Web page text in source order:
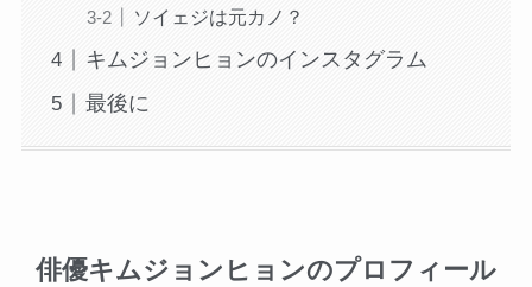
ソイェジは元カノ？
キムジョンヒョンのインスタグラム
最後に
俳優キムジョンヒョンのプロフィール